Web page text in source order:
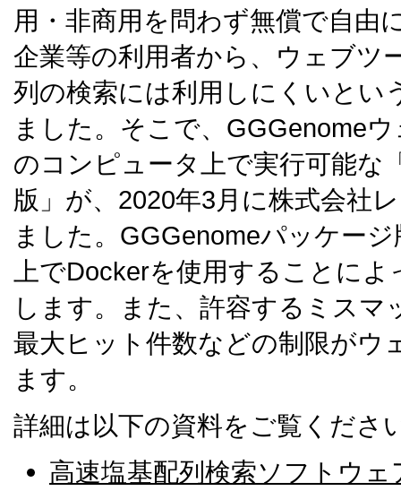
用・非商用を問わず無償で自由
企業等の利用者から、ウェブツ
列の検索には利用しにくいとい
ました。そこで、GGGenome
のコンピュータ上で実行可能な
版」が、2020年3月に株式会社
ました。GGGenomeパッケー
上でDockerを使用することに
します。また、許容するミス
最大ヒット件数などの制限がウ
ます。
詳細は以下の資料をご覧くださ
高速塩基配列検索ソフトウ